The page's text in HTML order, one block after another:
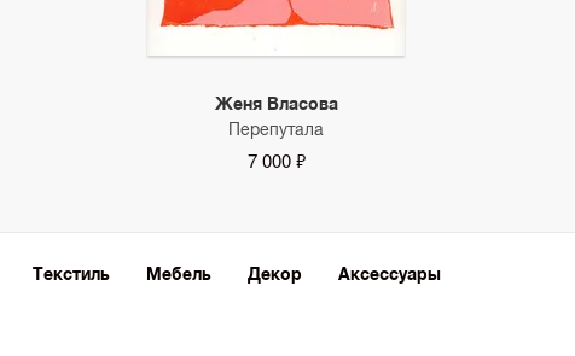
Женя Власова
Перепутала
7 000 ₽
Текстиль Мебель Декор Аксессуары